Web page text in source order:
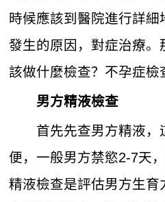
時候應該到醫院進行詳
發生的原因，對症治療
該做什麼檢查？不孕症檢
男方精液檢查
首先先查男方精液，
便，一般男方禁慾2-7天
精液檢查是評估男方生育